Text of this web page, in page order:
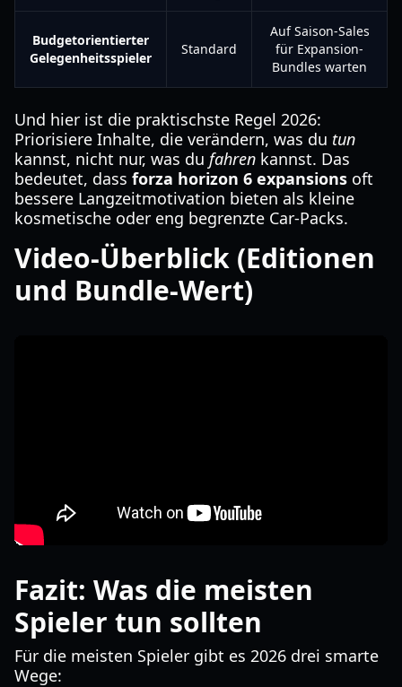
Budgetorientierter
Gelegenheitsspieler
Standard
Auf Saison-Sales
für Expansion-
Bundles warten
Und hier ist die praktischste Regel 2026:
Priorisiere Inhalte, die verändern, was du tun
kannst, nicht nur, was du fahren kannst. Das
bedeutet, dass forza horizon 6 expansions oft
bessere Langzeitmotivation bieten als kleine
kosmetische oder eng begrenzte Car-Packs.
Video-Überblick (Editionen
und Bundle-Wert)
Fazit: Was die meisten
Spieler tun sollten
Für die meisten Spieler gibt es 2026 drei smarte
Wege: